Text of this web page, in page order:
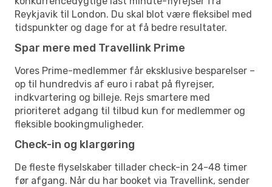
Reykjavik til London. Du skal blot være fleksibel med
tidspunkter og dage for at få bedre resultater.
Spar mere med Travellink Prime
Vores Prime-medlemmer får eksklusive besparelser –
op til hundredvis af euro i rabat på flyrejser,
indkvartering og billeje. Rejs smartere med
prioriteret adgang til tilbud kun for medlemmer og
fleksible bookingmuligheder.
Check-in og klargøring
De fleste flyselskaber tillader check-in 24-48 timer
før afgang. Når du har booket via Travellink, sender